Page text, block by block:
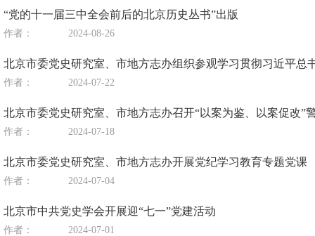
“党的十一届三中全会前后的北京历史丛书”出版
作者： 2024-08-26
北京市委党史研究室、市地方志办组织参观学习贯彻习近平总
作者： 2024-07-22
北京市委党史研究室、市地方志办召开“以案为鉴、以案促改”
作者： 2024-07-18
北京市委党史研究室、市地方志办开展党纪学习教育专题党课
作者： 2024-07-04
北京市中共党史学会开展迎“七一”党建活动
作者： 2024-07-01